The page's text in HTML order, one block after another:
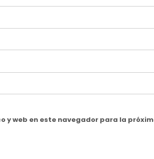
y web en este navegador para la